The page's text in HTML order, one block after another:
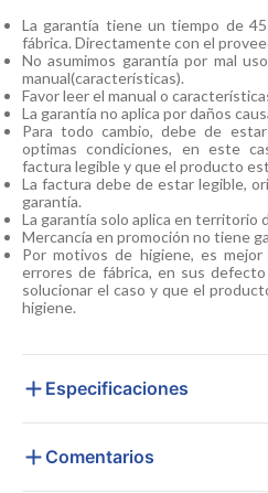
La garantía tiene un tiempo de
fábrica. Directamente con el
No asumimos garantía por mal
manual(características).
Favor leer el manual o
La garantía no aplica por daños
Para todo cambio, debe de
optimas condiciones, en este
factura legible y que el producto
La factura debe de estar legible,
garantía.
La garantía solo aplica en territorio
Mercancía en promoción no tiene
Por motivos de higiene, es
errores de fábrica, en sus
solucionar el caso y que el
higiene.
Especificaciones
Comentarios